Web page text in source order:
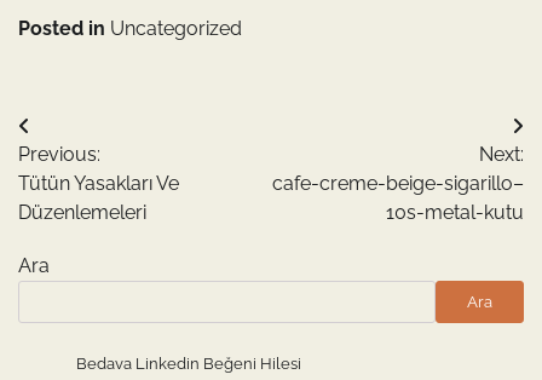
Posted in Uncategorized
Yazı
gezinmesi
Previous:
Tütün Yasakları Ve
Düzenlemeleri
Next:
cafe-creme-beige-sigarillo–
10s-metal-kutu
Ara
Ara
Bedava Linkedin Beğeni Hilesi